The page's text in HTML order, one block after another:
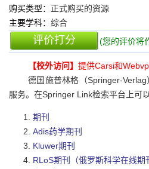
购买类型： 正式购买的资源
主要学科： 综合
评价打分 (您的评价将
【校外访问】提供Carsi和
德国施普林格（Springer-
服务。在Springer Link检索平台上可
期刊
Adis药学期刊
Kluwer期刊
RLoS期刊（俄罗斯科学在线期